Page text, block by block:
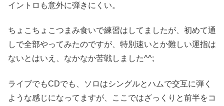
イントロも意外に弾きにくい。
ちょこちょこつまみ食いで練習はしてましたが、初めて通
しで全部やってみたのですが、特別速いとか難しい運指は
ないとはいえ、なかなか苦戦しました^^;
ライブでもCDでも、ソロはシングルとハムで交互に弾く
ような感じになってますが、ここではざっくりと前半をコ